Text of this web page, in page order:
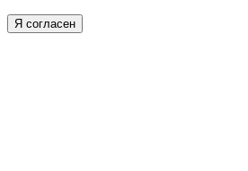
Я согласен